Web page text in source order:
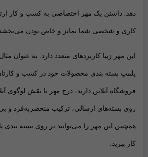
دهد. داشتن یک مهر اختصاصی به کسب و کار
کاری و شخصی شما تمایز و خاص بودن می‌بخشد.
این مهر زیبا کاربردهای متعدد دارد. به عنوان
پلمپ بسته بندی محصولات خود در کسب و کارتان
فروشگاه آنلاین دارید، درج مهر با نقش لوگوی
روی بسته‌های ارسالی، ترکیب منحصر‌به‌فرد و
همچنین این مهر را می‌توانید بر روی بسته بندی
کار ببرید.